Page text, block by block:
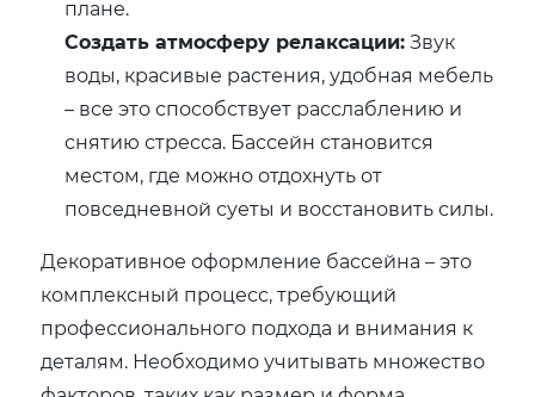
плане.
Создать атмосферу релаксации:Звук
воды, красивые растения, удобная мебель
– все это способствует расслаблению и
снятию стресса. Бассейн становится
местом, где можно отдохнуть от
повседневной суеты и восстановить силы.
Декоративное оформление бассейна – это
комплексный процесс, требующий
профессионального подхода и внимания к
деталям. Необходимо учитывать множество